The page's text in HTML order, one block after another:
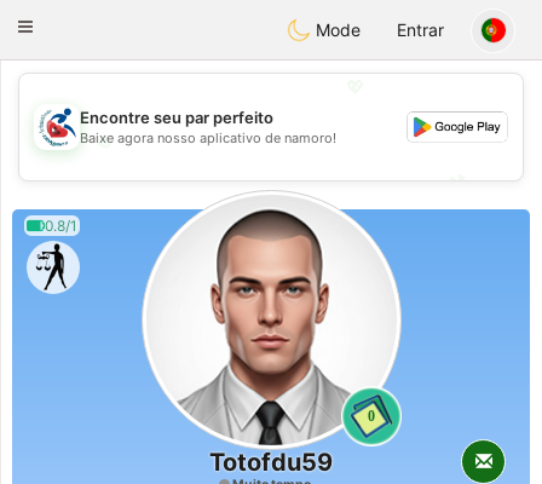
Handi Space
Toggle
Mode Entrar
💖
💕
💕
Encontre seu par perfeito
Baixe agora nosso aplicativo de namoro!
0.8/1
0
Totofdu59